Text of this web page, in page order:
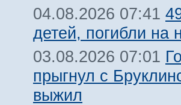
04.08.2026 07:41
детей, погибли на
03.08.2026 07:01
прыгнул с
выжил